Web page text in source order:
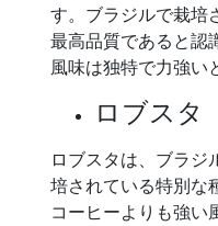
す。ブラジルで栽培
最高品質であると認
風味は独特で力強い
ロブスタ
ロブスタは、ブラジ
培されている特別な
コーヒーよりも強い